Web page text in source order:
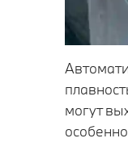
могут